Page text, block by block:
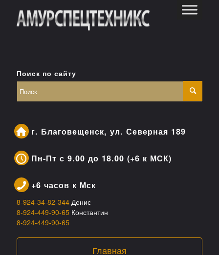
Поиск по сайту
г. Благовещенск, ул. Северная 189
Пн-Пт с 9.00 до 18.00 (+6 к МСК)
+6 часов к Мск
8-924-34-82-344 Денис
8-924-449-90-65 Константин
8-924-449-90-65
Главная